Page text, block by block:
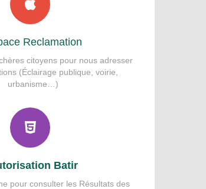
Reclamation
citoyens pour nous adresser
(Éclairage publique, voirie,
urbanisme…)
Batir
pour consulter les Résultats des